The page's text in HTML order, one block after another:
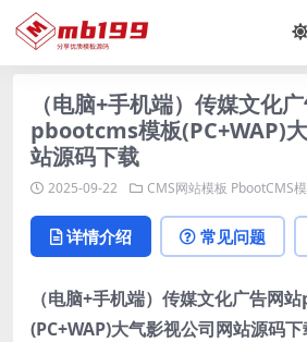
（电脑+手机端）传媒文化
pbootcms模板(PC+WAP)
站源码下载
2025-09-22 CMS网站模板 PbootCMS
详情介绍 常见问题
（电脑+手机端）传媒文化广告网
(PC+WAP)大气影视公司网站源码